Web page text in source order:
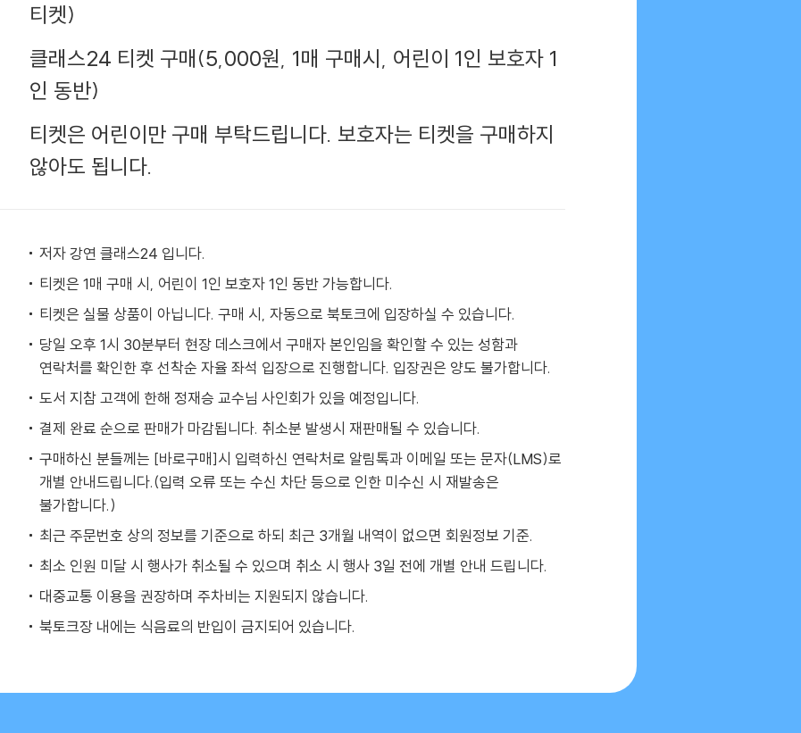
티켓)
클래스24 티켓 구매(5,000원, 1매 구매시, 어린이 1인 보호자 1
인 동반)
티켓은 어린이만 구매 부탁드립니다. 보호자는 티켓을 구매하지
않아도 됩니다.
저자 강연 클래스24 입니다.
티켓은 1매 구매 시, 어린이 1인 보호자 1인 동반 가능합니다.
티켓은 실물 상품이 아닙니다. 구매 시, 자동으로 북토크에 입장하실 수 있습니다.
당일 오후 1시 30분부터 현장 데스크에서 구매자 본인임을 확인할 수 있는 성함과
연락처를 확인한 후 선착순 자율 좌석 입장으로 진행합니다. 입장권은 양도 불가합니다.
도서 지참 고객에 한해 정재승 교수님 사인회가 있을 예정입니다.
결제 완료 순으로 판매가 마감됩니다. 취소분 발생시 재판매될 수 있습니다.
구매하신 분들께는 [바로구매]시 입력하신 연락처로 알림톡과 이메일 또는 문자(LMS)로
개별 안내드립니다.(입력 오류 또는 수신 차단 등으로 인한 미수신 시 재발송은
불가합니다.)
최근 주문번호 상의 정보를 기준으로 하되 최근 3개월 내역이 없으면 회원정보 기준.
최소 인원 미달 시 행사가 취소될 수 있으며 취소 시 행사 3일 전에 개별 안내 드립니다.
대중교통 이용을 권장하며 주차비는 지원되지 않습니다.
북토크장 내에는 식음료의 반입이 금지되어 있습니다.